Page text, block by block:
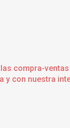
compra-
y con nuestra